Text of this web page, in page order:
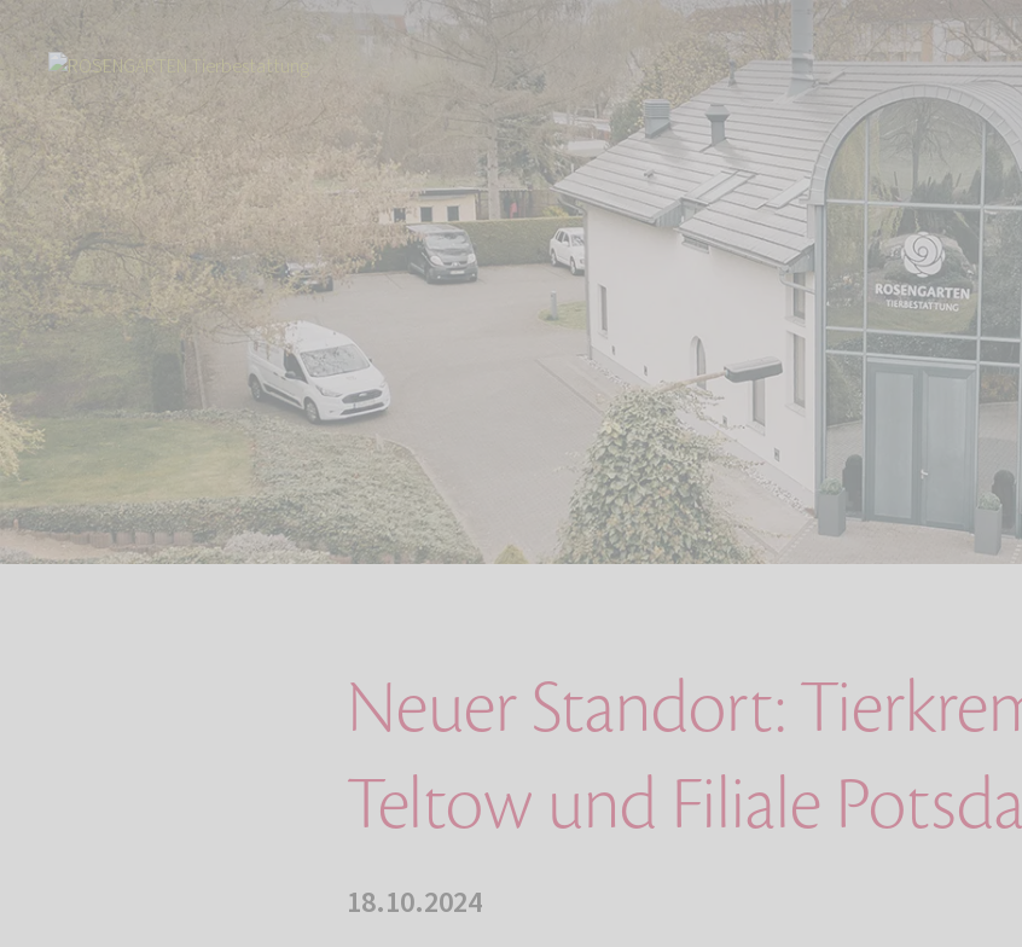
Start Über uns Aktuelles Neuer Standort: Tierkrematorium Teltow und Filiale Potsdam
Neuer Standort:
Teltow und Filiale
18.10.2024